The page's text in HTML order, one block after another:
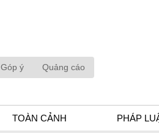
Góp ý Quảng cáo
TOÀN CẢNH PHÁP